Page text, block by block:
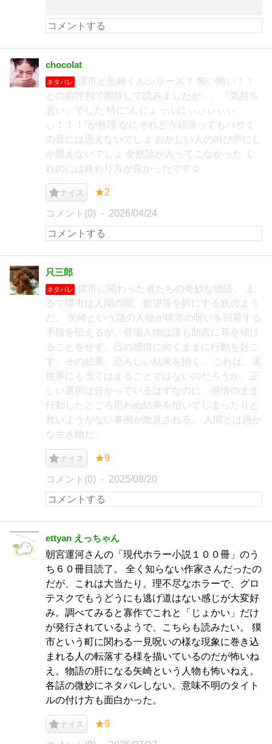
chocolat
ネタバレ
漠市と矢崎くんシリーズ？ 怖い怖い！！
との前評判で期待して読みましたが、、『気持ち
悪い』でした 特に“んじょっぷにぃぃぃぃぃ
ぃ！！！”が無理 なにそれどう頑張ってもハサミ
の音には思えないでしょ おかしい人の叫び声にし
か思えないでしょ 全然話が入ってこなかった く
れのには終わり方が良かったです‪☺︎‬
ナイス ★2
コメント(0) 2026/04/24
只三郎
ネタバレ
獏市に関わった者たちの奇妙な物語。 ま
るで獏市は人間の闇、欲望等を餌にする妖のよう
だ。 矢崎という謎の人物が獏市の呪いを回避する
手段を伝えるが、登場人物は誰も助言に耳を傾け
ることをせず、己の感情に向くままに行動を起こ
す。その結果、恐ろしい結果を招く。 これは、実
世界にも当てはまることではないのだろうか。正
しい選択は分かっているはずなのに、感情のまま
行動したところ思わぬ結果を招いてしまったりと
救いようがない事例が散見される。 人間とは愚か
な生き物だ。
ナイス ★9
コメント(0) 2025/08/20
ettyan えっちゃん
朝宮運河さんの「現代ホラー小説１００冊」のう
ち６０冊目読了。 全く知らない作家さんだったの
だが、これは大当たり。理不尽なホラーで、グロ
テスクでもうどうにも逃げ道はない感じが大変好
み。調べてみると寡作でこれと「じょかい」だけ
が発行されているようで、こちらも読みたい。 獏
市という町に関わる一見呪いの様な現象に巻き込
まれる人の転落する様を描いているのだが怖いね
え。物語の肝になる矢崎という人物も怖いねえ。
各話の微妙にネタバレしない。意味不明のタイト
ルの付け方も面白かった。
ナイス ★9